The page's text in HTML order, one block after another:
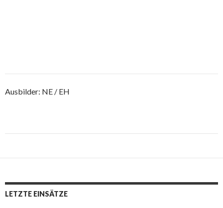
Ausbilder: NE / EH
navigation
LETZTE EINSÄTZE